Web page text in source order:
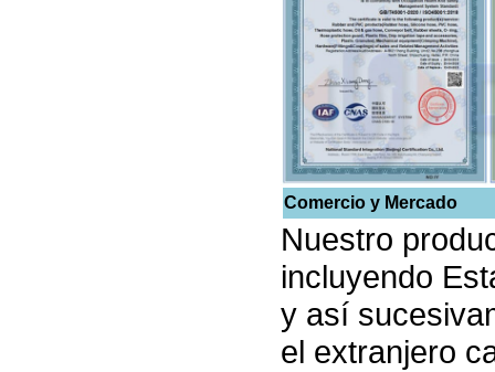
Comercio y Mercado
Nuestro
incluyendo
y así
el extranjero